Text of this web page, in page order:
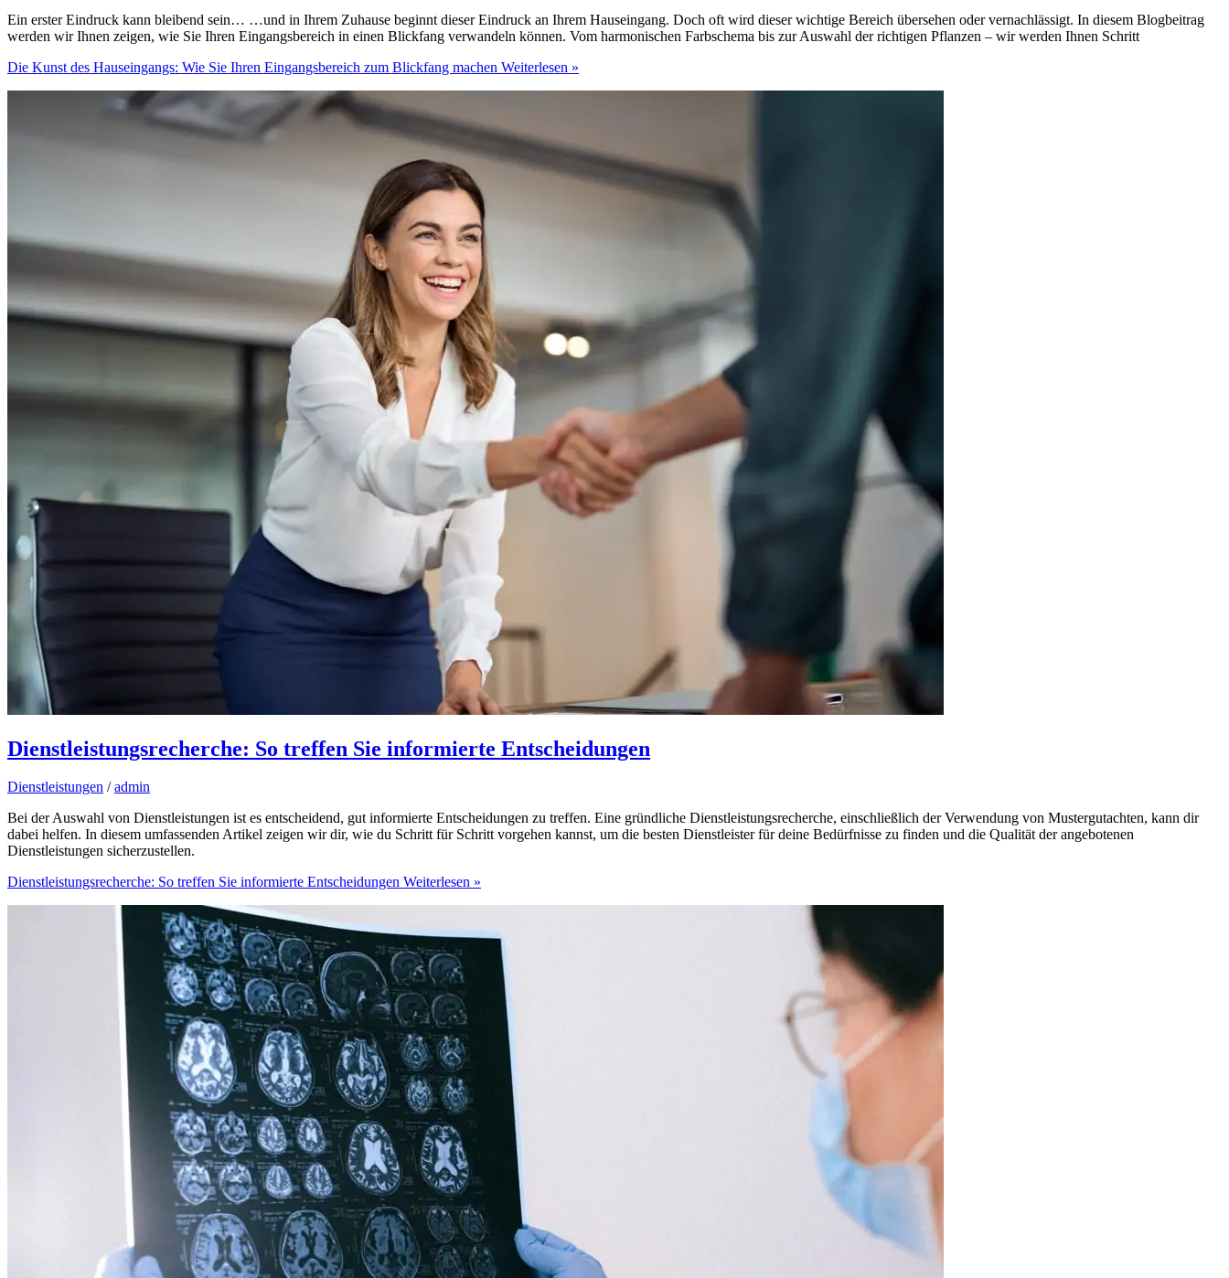
Ein erster Eindruck kann bleibend sein… …und in Ihrem Zuhause beginnt dieser Eindruck an Ihrem Hauseingang. Doch oft wird dieser wichtige Bereich übersehen oder vernachlässigt. In diesem Blogbeitrag
werden wir Ihnen zeigen, wie Sie Ihren Eingangsbereich in einen Blickfang verwandeln können. Vom harmonischen Farbschema bis zur Auswahl der richtigen Pflanzen – wir werden Ihnen Schritt
Die Kunst des Hauseingangs: Wie Sie Ihren Eingangsbereich zum Blickfang machen Weiterlesen »
Dienstleistungsrecherche: So treffen Sie informierte Entscheidungen
Dienstleistungen /admin
Bei der Auswahl von Dienstleistungen ist es entscheidend, gut informierte Entscheidungen zu treffen. Eine gründliche Dienstleistungsrecherche, einschließlich der Verwendung von Mustergutachten, kann dir
dabei helfen. In diesem umfassenden Artikel zeigen wir dir, wie du Schritt für Schritt vorgehen kannst, um die besten Dienstleister für deine Bedürfnisse zu finden und die Qualität der angebotenen
Dienstleistungen sicherzustellen.
Dienstleistungsrecherche: So treffen Sie informierte Entscheidungen Weiterlesen »